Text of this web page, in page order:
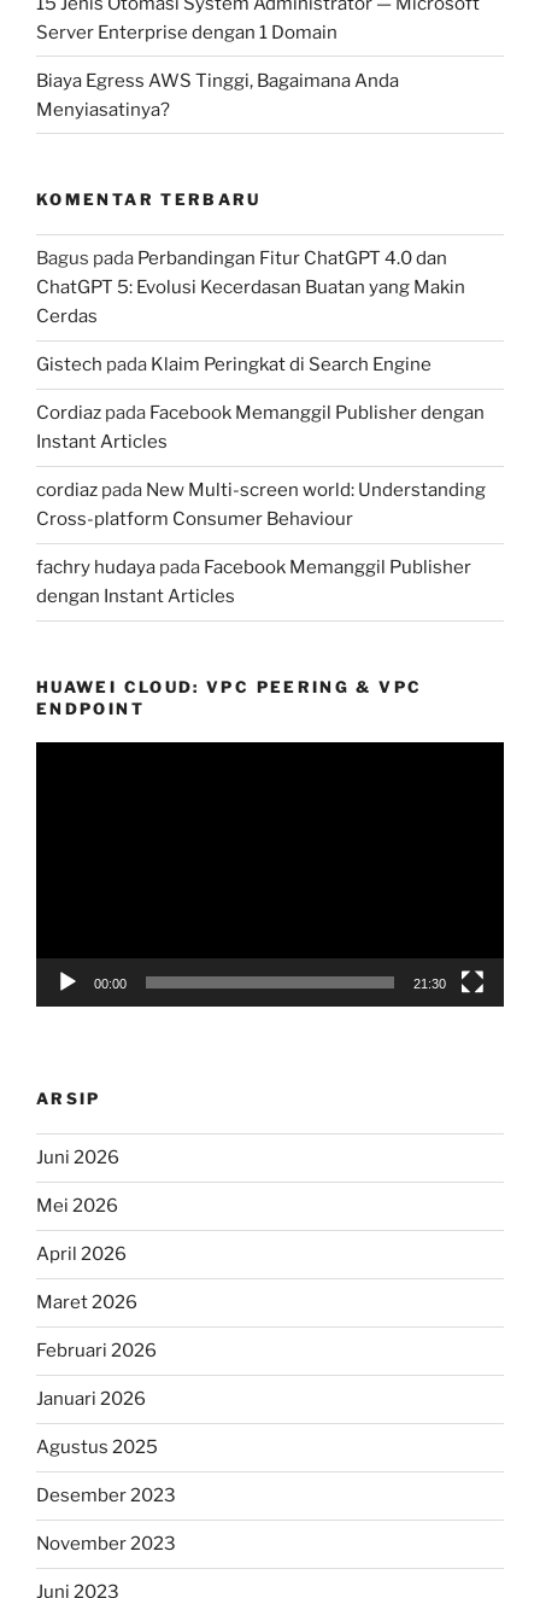
Server Enterprise dengan 1 Domain
Biaya Egress AWS Tinggi, Bagaimana Anda
Menyiasatinya?
KOMENTAR TERBARU
Bagus pada Perbandingan Fitur ChatGPT 4.0 dan
ChatGPT 5: Evolusi Kecerdasan Buatan yang Makin
Cerdas
Gistech pada Klaim Peringkat di Search Engine
Cordiaz pada Facebook Memanggil Publisher dengan
Instant Articles
cordiaz pada New Multi-screen world: Understanding
Cross-platform Consumer Behaviour
fachry hudaya pada Facebook Memanggil Publisher
dengan Instant Articles
HUAWEI CLOUD: VPC PEERING & VPC
ENDPOINT
00:00 21:30
ARSIP
Juni 2026
Mei 2026
April 2026
Maret 2026
Februari 2026
Januari 2026
Agustus 2025
Desember 2023
November 2023
Juni 2023